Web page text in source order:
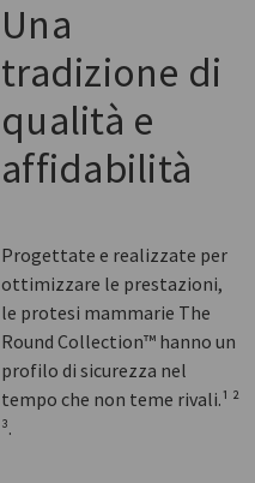
Una
tradizione di
qualità e
affidabilità
Progettate e realizzate per
ottimizzare le prestazioni,
le protesi mammarie The
Round Collection™ hanno un
profilo di sicurezza nel
tempo che non teme rivali.¹ ²
³.